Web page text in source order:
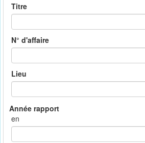
Titre
N° d'affaire
Lieu
en